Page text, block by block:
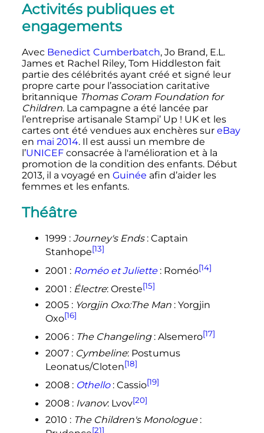
Activités publiques et
engagements
Avec Benedict Cumberbatch, Jo Brand, E.L.
James et Rachel Riley, Tom Hiddleston fait
partie des célébrités ayant créé et signé leur
propre carte pour l’association caritative
britannique Thomas Coram Foundation for
Children. La campagne a été lancée par
l’entreprise artisanale Stampi’ Up ! UK et les
cartes ont été vendues aux enchères sur eBay
en mai 2014. Il est aussi un membre de
l’UNICEFconsacrée à l'amélioration et à la
promotion de la condition des enfants. Début
2013, il a voyagé en Guinée afin d’aider les
femmes et les enfants.
Théâtre
1999 : Journey's Ends : Captain
Stanhope[13]
2001 : Roméo et Juliette : Roméo[14]
2001 : Électre: Oreste[15]
2005 : Yorgjin Oxo:The Man : Yorgjin
Oxo[16]
2006 : The Changeling : Alsemero[17]
2007 : Cymbeline: Postumus
Leonatus/Cloten[18]
2008 : Othello : Cassio[19]
2008 : Ivanov: Lvov[20]
2010 : The Children's Monologue :
[21]